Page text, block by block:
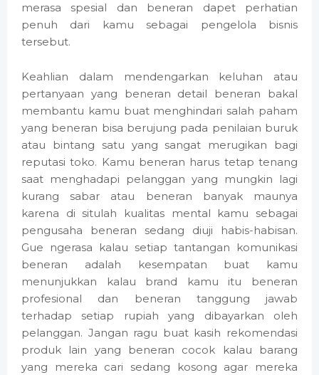
merasa spesial dan beneran dapet perhatian
penuh dari kamu sebagai pengelola bisnis
tersebut.
Keahlian dalam mendengarkan keluhan atau
pertanyaan yang beneran detail beneran bakal
membantu kamu buat menghindari salah paham
yang beneran bisa berujung pada penilaian buruk
atau bintang satu yang sangat merugikan bagi
reputasi toko. Kamu beneran harus tetap tenang
saat menghadapi pelanggan yang mungkin lagi
kurang sabar atau beneran banyak maunya
karena di situlah kualitas mental kamu sebagai
pengusaha beneran sedang diuji habis-habisan.
Gue ngerasa kalau setiap tantangan komunikasi
beneran adalah kesempatan buat kamu
menunjukkan kalau brand kamu itu beneran
profesional dan beneran tanggung jawab
terhadap setiap rupiah yang dibayarkan oleh
pelanggan. Jangan ragu buat kasih rekomendasi
produk lain yang beneran cocok kalau barang
yang mereka cari sedang kosong agar mereka